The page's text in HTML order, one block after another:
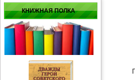
КНИЖНАЯ ПОЛКА